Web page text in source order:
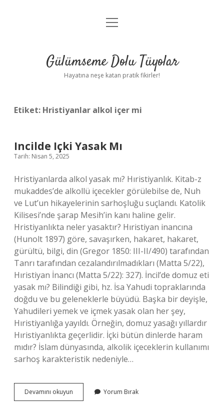
Anasayfa
Yasal Uyarı
menüyü
Gülümseme Dolu Tüyolar
Hayatına neşe katan pratik fikirler!
Etiket: Hristiyanlar alkol içer mi
Incilde Içki Yasak Mı
Tarih: Nisan 5, 2025
Hristiyanlarda alkol yasak mı? Hıristiyanlık. Kitab-z
mukaddes’de alkollü içecekler görülebilse de, Nuh
ve Lut’un hikayelerinin sarhoşluğu suçlandı. Katolik
Kilisesi’nde şarap Mesih’in kanı haline gelir.
Hristiyanlıkta neler yasaktır? Hıristiyan inancına
(Hunolt 1897) göre, savaşırken, hakaret, hakaret,
gürültü, bilgi, din (Gregor 1850: III-II/490) tarafından
Tanrı tarafından cezalandırılmadıkları (Matta 5/22),
Hıristiyan İnancı (Matta 5/22): 327). İncil’de domuz eti
yasak mı? Bilindiği gibi, hz. İsa Yahudi topraklarında
doğdu ve bu geleneklerle büyüdü. Başka bir deyişle,
Yahudileri yemek ve içmek yasak olan her şey,
Hıristiyanlığa yayıldı. Örneğin, domuz yasağı yıllardır
Hıristiyanlıkta geçerlidir. İçki bütün dinlerde haram
mıdır? İslam dünyasında, alkolik içeceklerin kullanımı
sarhoş karakteristik nedeniyle…
Devamını okuyun
Içki
Yorum Bırak